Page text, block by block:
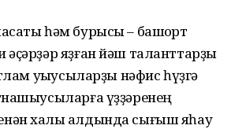
һәм бурысы – башҡорт
әҫәрҙәр яҙған йәш таланттарҙы
уҡыусыларҙы нәфис һүҙгә
үҙҙәренең
халыҡ алдында сығыш яһау